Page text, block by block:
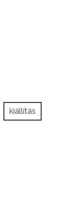
kiállítás